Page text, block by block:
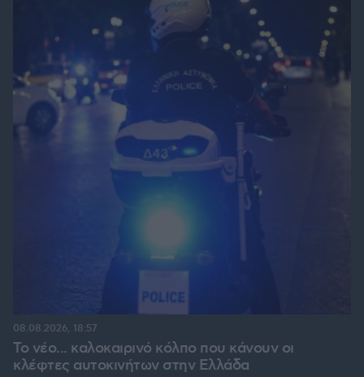
Το νέο... καλοκαιρινό κόλπο που κάνουν οι
κλέφτες αυτοκινήτων στην Ελλάδα
08.08.2026, 18:57